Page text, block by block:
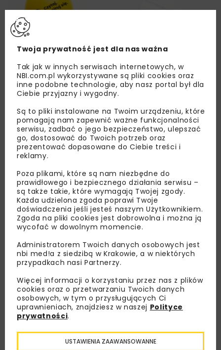
Lubisz wiedzieć więcej?
Zapisz się do newslettera aby otrzymywać od
nas najlepsze informacje branżowe,
zaproszenia na wydarzenia, atrakcyjne oferty i
dedykowane akcje specjalne.
Zapoznałam/em się zPolityką Prywatności i
Regulaminemoraz wyrażam zgodę na otrzymywanie na
podany przeze mnie adres e-mail korespondencji
handlowej w postaci newslettera.
ZAPISZ MNIE
Twoja prywatność jest dla nas ważna
Tak jak w innych serwisach internetowych, w
NBI.com.pl wykorzystywane są pliki cookies oraz
inne podobne technologie, aby nasz portal był dla
Ciebie przyjazny i wygodny.
Są to pliki instalowane na Twoim urządzeniu, które
pomagają nam zapewnić ważne funkcjonalności
serwisu, zadbać o jego bezpieczeństwo, ulepszać
go, dostosować do Twoich potrzeb oraz
prezentować dopasowane do Ciebie treści i
reklamy.
Poza plikami, które są nam niezbędne do
prawidłowego i bezpiecznego działania serwisu –
są także takie, które wymagają Twojej zgody.
Każda udzielona zgoda poprawi Twoje
doświadczenia jeśli jesteś naszym Użytkownikiem.
Zgoda na pliki cookies jest dobrowolna i można ją
wycofać w dowolnym momencie.
Administratorem Twoich danych osobowych jest
nbi med!a z siedzibą w Krakowie, a w niektórych
przypadkach nasi Partnerzy.
Więcej informacji o korzystaniu przez nas z plików
cookies oraz o przetwarzaniu Twoich danych
osobowych, w tym o przysługujących Ci
uprawnieniach, znajdziesz w naszej Polityce
prywatności.
USTAWIENIA ZAAWANSOWANNE